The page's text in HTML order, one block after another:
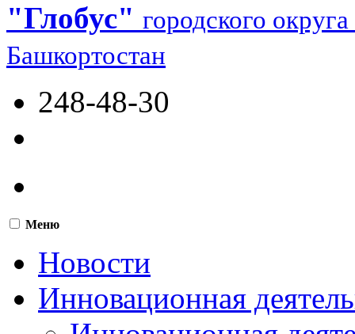
"Глобус" городского
Башкортостан
248-48-30
Меню
Новости
Инновационная